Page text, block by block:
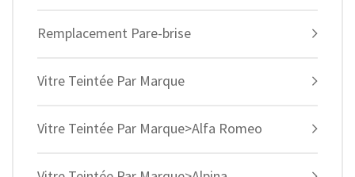
Remplacement Pare-brise
Vitre Teintée Par Marque
Vitre Teintée Par Marque>Alfa Romeo